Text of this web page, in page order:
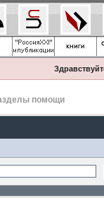
помощи